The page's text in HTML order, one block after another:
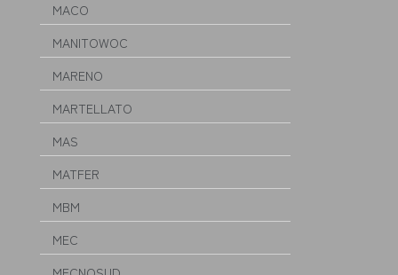
MACO
MANITOWOC
MARENO
MARTELLATO
MAS
MATFER
MBM
MEC